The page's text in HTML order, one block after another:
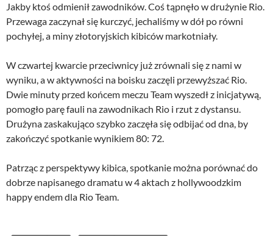
Jakby ktoś odmienił zawodników. Coś tąpnęło w drużynie Rio.
Przewaga zaczynał się kurczyć, jechaliśmy w dół po równi
pochyłej, a miny złotoryjskich kibiców markotniały.
W czwartej kwarcie przeciwnicy już zrównali się z nami w
wyniku, a w aktywności na boisku zaczęli przewyższać Rio.
Dwie minuty przed końcem meczu Team wyszedł z inicjatywą,
pomogło parę fauli na zawodnikach Rio i rzut z dystansu.
Drużyna zaskakująco szybko zaczęła się odbijać od dna, by
zakończyć spotkanie wynikiem 80: 72.
Patrząc z perspektywy kibica, spotkanie można porównać do
dobrze napisanego dramatu w 4 aktach z hollywoodzkim
happy endem dla Rio Team.